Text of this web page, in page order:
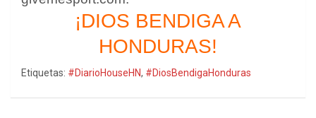
¡DIOS BENDIGA A
HONDURAS!
Etiquetas: #DiarioHouseHN, #DiosBendigaHonduras